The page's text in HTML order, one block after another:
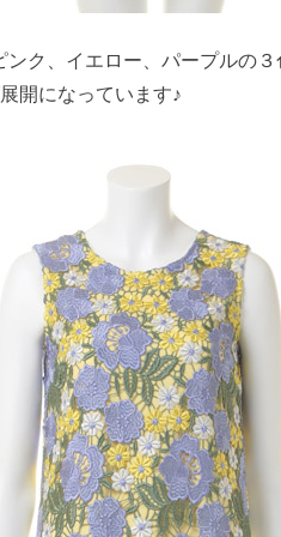
ンク、イエロー、パープルの３
開になっています♪